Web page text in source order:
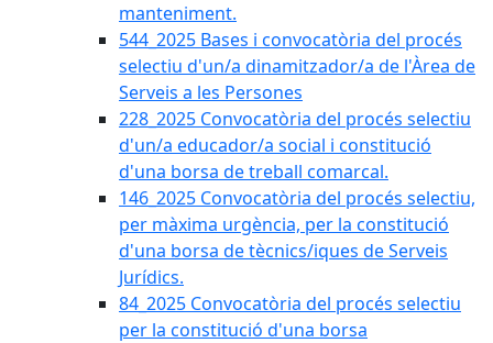
manteniment.
544_2025 Bases i convocatòria del procés
selectiu d'un/a dinamitzador/a de l'Àrea de
Serveis a les Persones
228_2025 Convocatòria del procés selectiu
d'un/a educador/a social i constitució
d'una borsa de treball comarcal.
146_2025 Convocatòria del procés selectiu,
per màxima urgència, per la constitució
d'una borsa de tècnics/iques de Serveis
Jurídics.
84_2025 Convocatòria del procés selectiu
per la constitució d'una borsa